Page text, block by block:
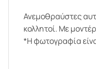
Ανεμοθραύστες
κολλητοί. Με
*Η φωτογραφία